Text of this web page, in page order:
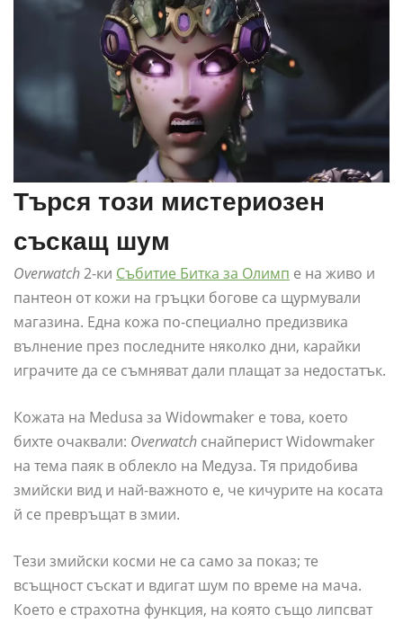
Търся този мистериозен
съскащ шум
Overwatch2-ки Събитие Битка за Олимп е на живо и
пантеон от кожи на гръцки богове са щурмували
магазина. Една кожа по-специално предизвика
вълнение през последните няколко дни, карайки
играчите да се съмняват дали плащат за недостатък.
Кожата на Medusa за Widowmaker е това, което
бихте очаквали: Overwatch снайперист Widowmaker
на тема паяк в облекло на Медуза. Тя придобива
змийски вид и най-важното е, че кичурите на косата
й се превръщат в змии.
Тези змийски косми не са само за показ; те
всъщност съскат и вдигат шум по време на мача.
Което е страхотна функция, на която също липсват